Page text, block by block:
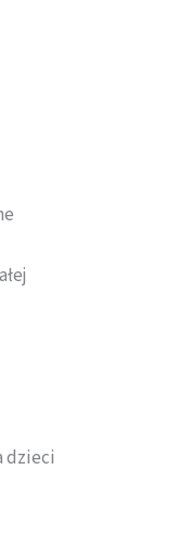
dzieci